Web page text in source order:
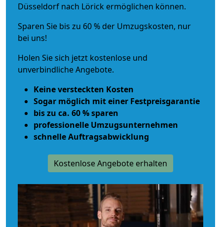
Düsseldorf nach Lörick ermöglichen können.
Sparen Sie bis zu 60 % der Umzugskosten, nur
bei uns!
Holen Sie sich jetzt kostenlose und
unverbindliche Angebote.
Keine versteckten Kosten
Sogar möglich mit einer Festpreisgarantie
bis zu ca. 60 % sparen
professionelle Umzugsunternehmen
schnelle Auftragsabwicklung
Kostenlose Angebote erhalten